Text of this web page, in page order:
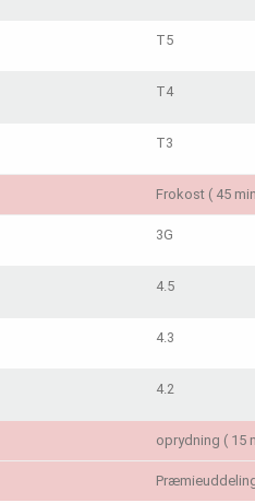
T5
T4
T3
Frokost ( 45
3G
4.5
4.3
4.2
oprydning ( 15